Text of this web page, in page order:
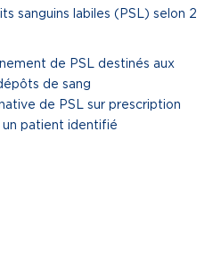
sanguins labiles (PSL) selon 2
de PSL destinés aux
de sang
de PSL sur prescription
un patient identifié